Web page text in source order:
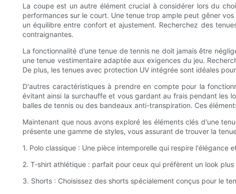
La coupe est un autre élément crucial à considérer lors du
performances sur le court. Une tenue trop ample peut gêner
un équilibre entre confort et ajustement. Recherchez des
contraignantes.
La fonctionnalité d’une tenue de tennis ne doit jamais être
une tenue vestimentaire adaptée aux exigences du jeu.
De plus, les tenues avec protection UV intégrée sont idéales
D'autres caractéristiques à prendre en compte pour la
évitant ainsi la surchauffe et vous gardant au frais pendant les
balles de tennis ou des bandeaux anti-transpiration. Ces
Maintenant que nous avons exploré les éléments clés d'une
présente une gamme de styles, vous assurant de trouver la
1. Polo classique : Une pièce intemporelle qui respire
2. T-shirt athlétique : parfait pour ceux qui préfèrent un look
3. Shorts : Choisissez des shorts spécialement conçus pour le